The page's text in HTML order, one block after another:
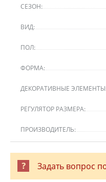
СЕЗОН:
ВИД:
ПОЛ:
ФОРМА:
ДЕКОРАТИВНЫЕ ЭЛЕМЕНТЫ:
РЕГУЛЯТОР РАЗМЕРА:
ПРОИЗВОДИТЕЛЬ:
Задать вопрос